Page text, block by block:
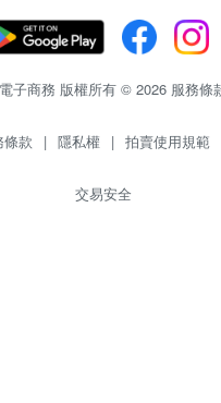
子商務 版權所有 © 2026 服務條
條款 | 隱私權 | 拍賣使用規範
交易安全